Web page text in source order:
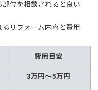
位を相談されると良い
リフォーム内容と費用
費用目安
3万円～5万円